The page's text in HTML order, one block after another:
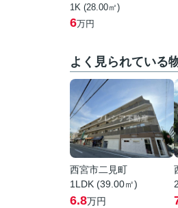
1K (28.00㎡)
6万円
よく見られている
西宮市二見町
1LDK (39.00㎡)
6.8万円